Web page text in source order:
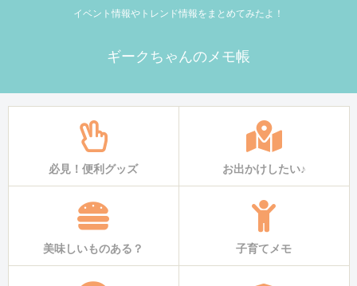
イベント情報やトレンド情報をまとめてみたよ！
ギークちゃんのメモ帳
必見！便利グッズ お出かけしたい♪
美味しいものある？ 子育てメモ